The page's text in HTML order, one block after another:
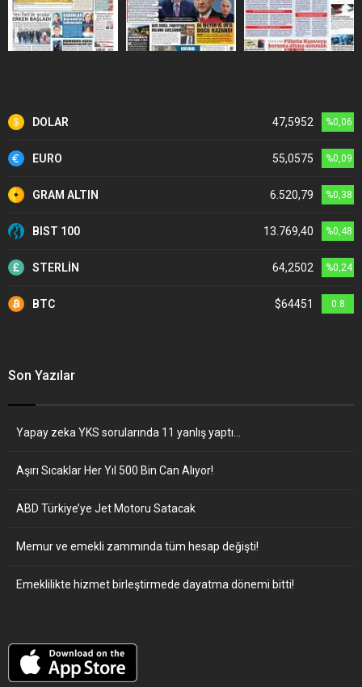
DOLAR 47,5952 %0,06
EURO 55,0575 %0,09
GRAM ALTIN 6.520,79 %0,38
BIST 100 13.769,40 %0,48
STERLİN 64,2502 %0,24
BTC $64451 0.8
Son Yazılar
Yapay zeka YKS sorularında 11 yanlış yaptı…
Aşırı Sıcaklar Her Yıl 500 Bin Can Alıyor!
ABD Türkiye’ye Jet Motoru Satacak
Memur ve emekli zammında tüm hesap değişti!
Emeklilikte hizmet birleştirmede dayatma dönemi bitti!